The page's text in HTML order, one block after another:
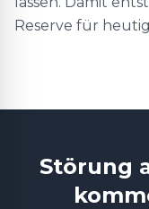
Reserve für
Störung